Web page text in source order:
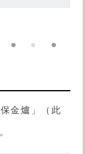
金爐 」（此